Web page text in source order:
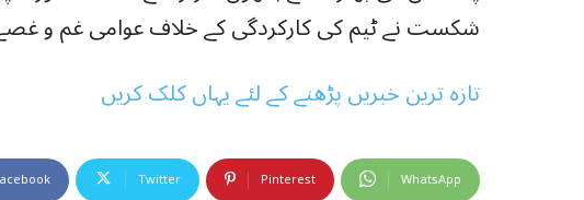
شکست نے ٹیم کی کارکردگی کے خلاف عوامی غم و غصے
تازہ ترین خبریں پڑھنے کے لئے یہاں کلک کریں
Twitter Pinterest WhatsApp